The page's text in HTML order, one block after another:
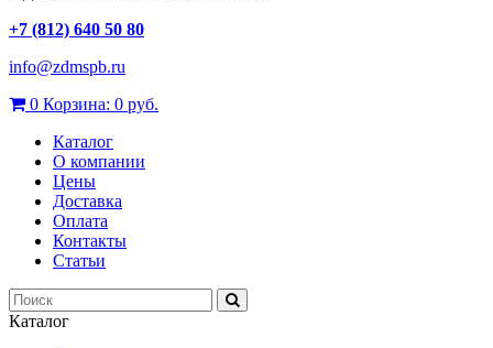
+7 (812) 640 50 80
info@zdmspb.ru
0 Корзина: 0 руб.
Каталог
О компании
Цены
Доставка
Оплата
Контакты
Статьи
Каталог